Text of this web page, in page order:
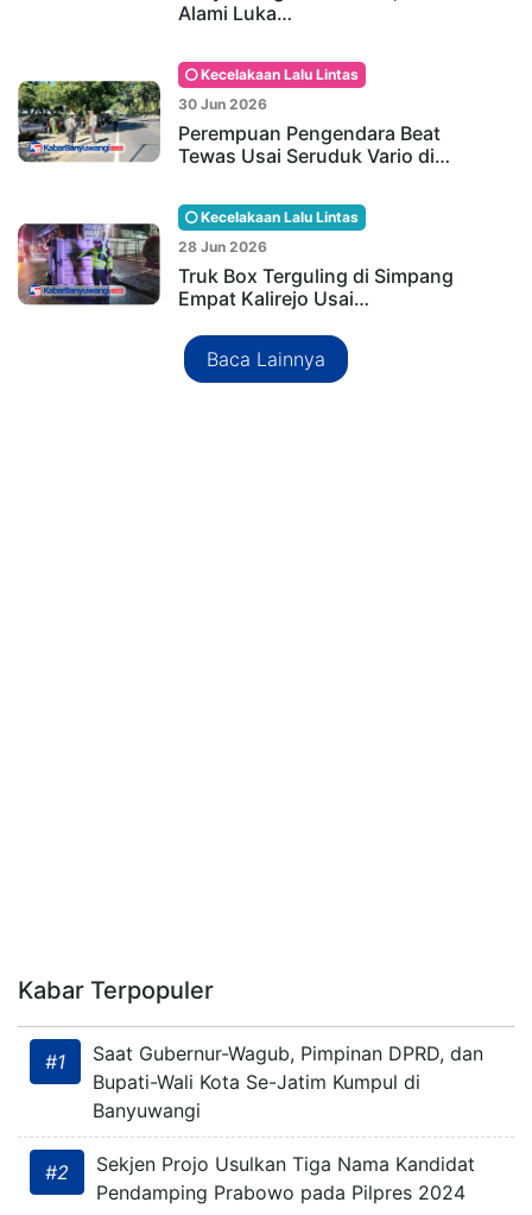
Alami Luka…
Kecelakaan Lalu Lintas
30 Jun 2026
Perempuan Pengendara Beat
Tewas Usai Seruduk Vario di…
Kecelakaan Lalu Lintas
28 Jun 2026
Truk Box Terguling di Simpang
Empat Kalirejo Usai…
Baca Lainnya
Kabar Terpopuler
#1
Saat Gubernur-Wagub, Pimpinan DPRD, dan
Bupati-Wali Kota Se-Jatim Kumpul di
Banyuwangi
#2
Sekjen Projo Usulkan Tiga Nama Kandidat
Pendamping Prabowo pada Pilpres 2024